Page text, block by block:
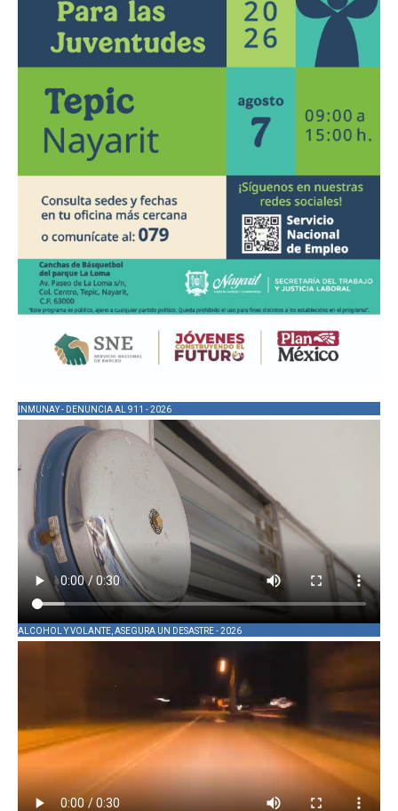
INMUNAY - DENUNCIA AL 911 - 2026
ALCOHOL Y VOLANTE, ASEGURA UN DESASTRE - 2026